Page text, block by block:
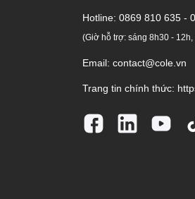
Hotline: 0869 810 635 -
(Giờ hỗ trợ: sáng 8h30 -
Email: contact@cole.vn
Trang tin chính thức: